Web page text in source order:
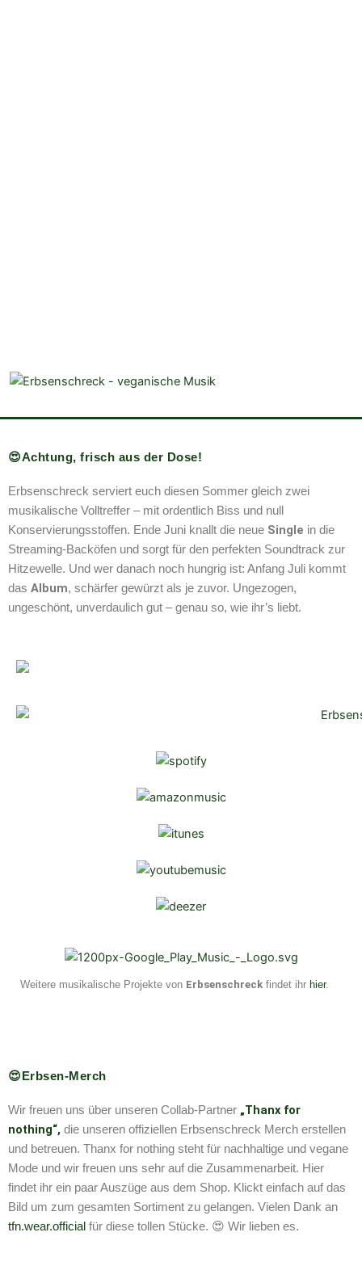
😍Achtung, frisch aus der Dose!
Erbsenschreck serviert euch diesen Sommer gleich zwei
musikalische Volltreffer – mit ordentlich Biss und null
Konservierungsstoffen. Ende Juni knallt die neue Single in die
Streaming-Backöfen und sorgt für den perfekten Soundtrack zur
Hitzewelle. Und wer danach noch hungrig ist: Anfang Juli kommt
das Album, schärfer gewürzt als je zuvor. Ungezogen,
ungeschönt, unverdaulich gut – genau so, wie ihr’s liebt.
Weitere musikalische Projekte von Erbsenschreck findet ihr hier.
😍Erbsen-Merch
Wir freuen uns über unseren Collab-Partner „Thanx for
nothing“, die unseren offiziellen Erbsenschreck Merch erstellen
und betreuen. Thanx for nothing steht für nachhaltige und vegane
Mode und wir freuen uns sehr auf die Zusammenarbeit. Hier
findet ihr ein paar Auszüge aus dem Shop. Klickt einfach auf das
Bild um zum gesamten Sortiment zu gelangen. Vielen Dank an
tfn.wear.official für diese tollen Stücke. 😍 Wir lieben es.